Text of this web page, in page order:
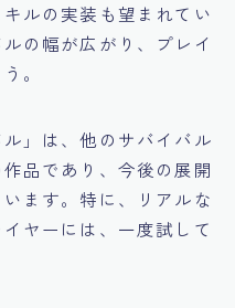
ルの実装も望まれてい
の幅が広がり、プレイ
。
」は、他のサバイバル
品であり、今後の展開
ます。特に、リアルな
ヤーには、一度試して